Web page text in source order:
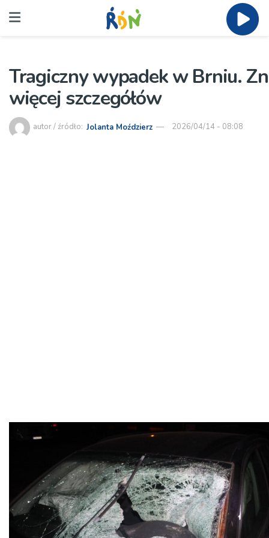
Tragiczny wypadek w Brniu.
więcej szczegółów
autor / źródło: Jolanta Moździerz 2026/04/14 - 08:08